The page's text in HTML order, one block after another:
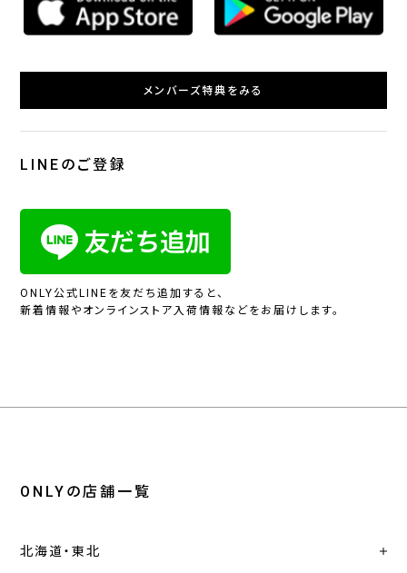
メンバーズ特典をみる
LINEのご登録
ONLY公式LINEを友だち追加すると、
新着情報やオンラインストア入荷情報などをお届けします。
ONLYの店舗一覧
北海道・東北